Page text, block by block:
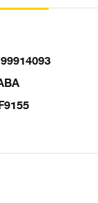
99914093